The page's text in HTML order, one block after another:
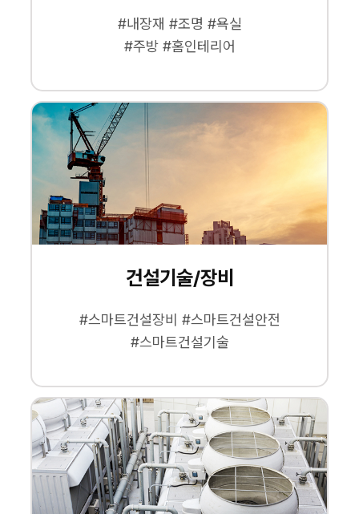
#내장재 #조명 #욕실
#주방 #홈인테리어
건설기술/장비
#스마트건설장비 #스마트건설안전
#스마트건설기술